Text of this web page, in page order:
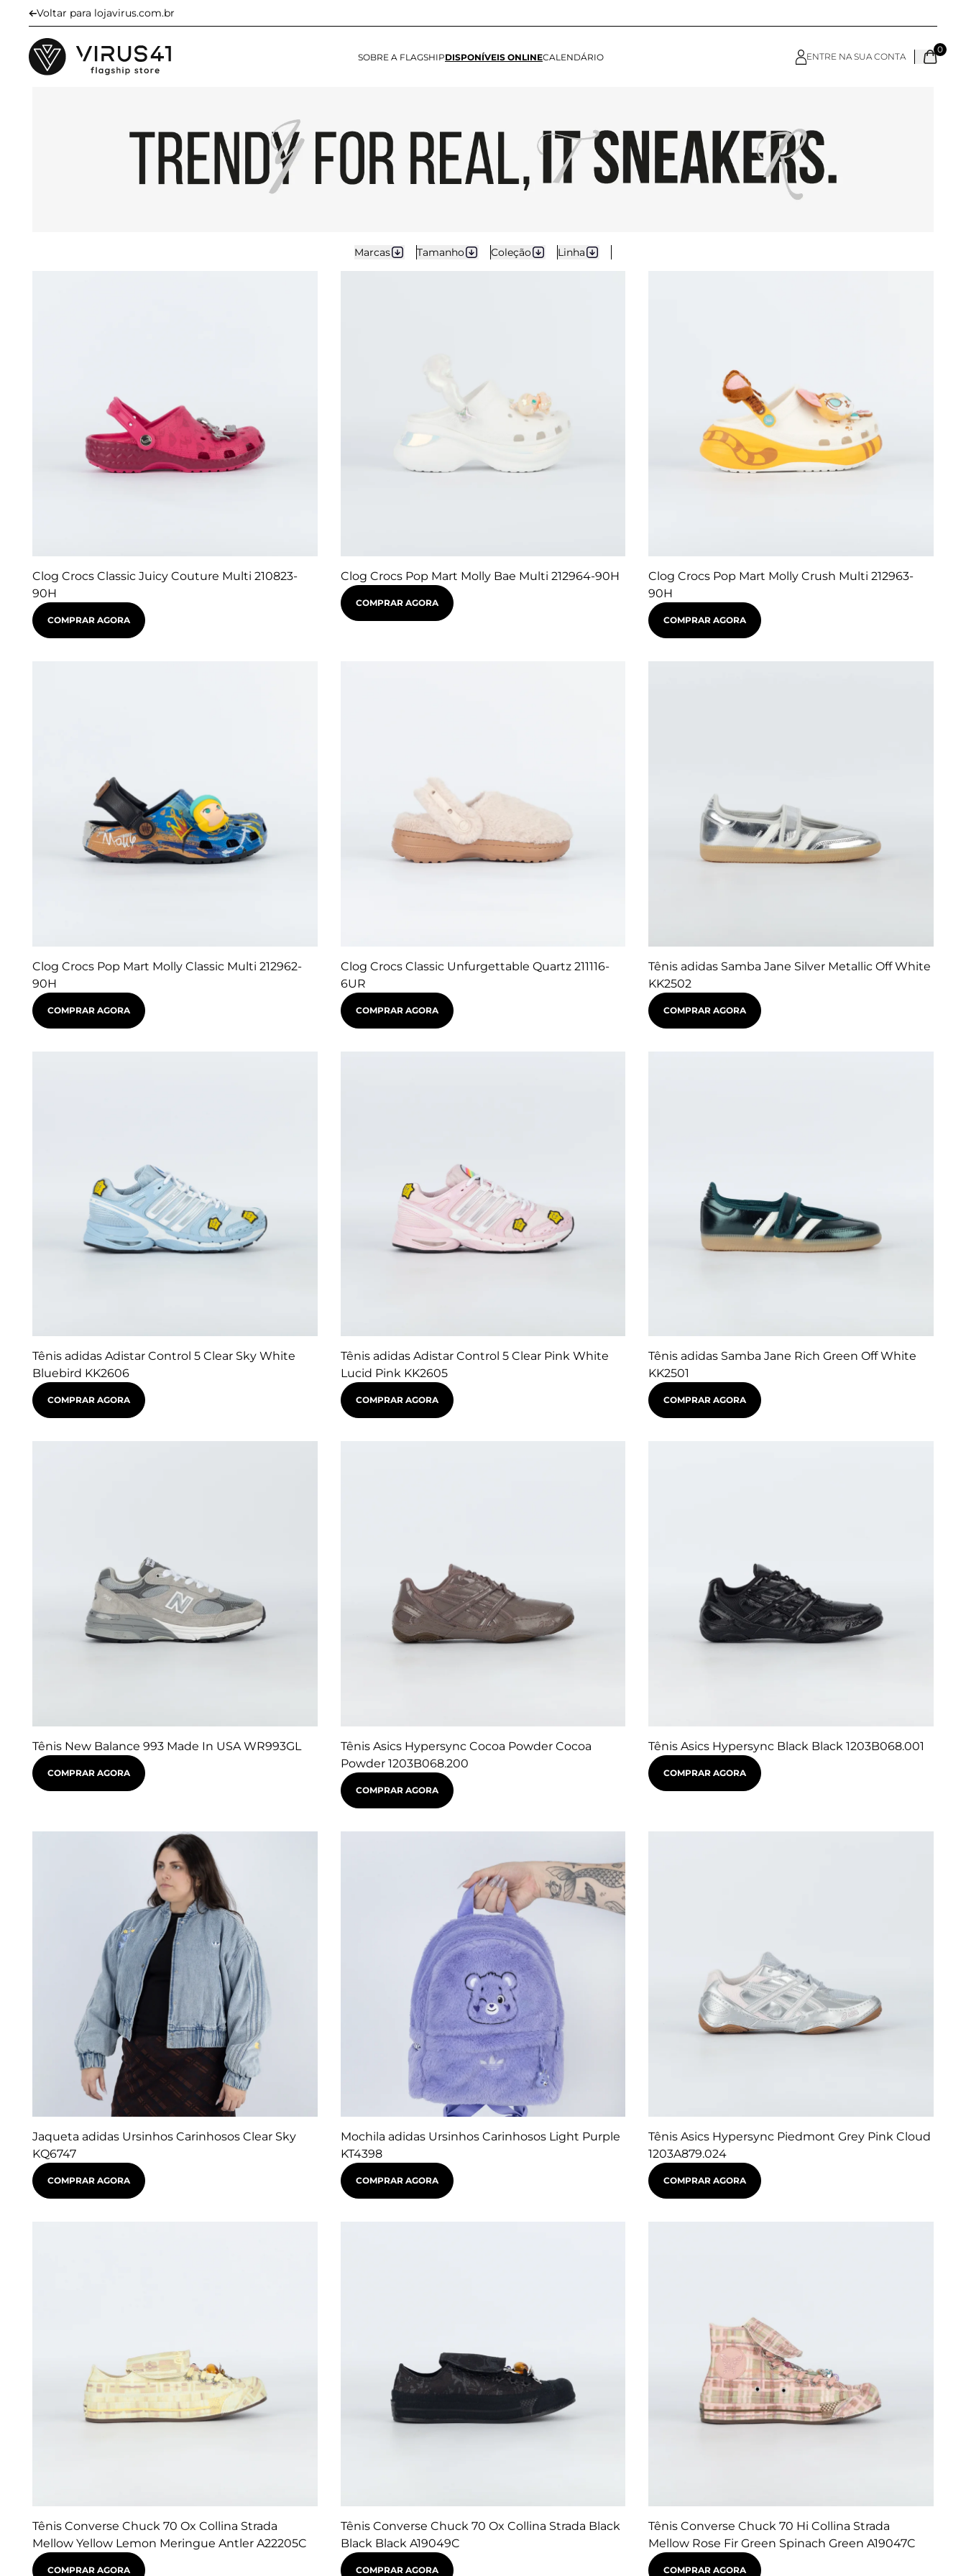
Voltar para lojavirus.com.br
SOBRE A FLAGSHIPDISPONÍVEIS ONLINECALENDÁRIO ENTRE NA SUA CONTA
0
Tamanho
Marcas Coleção Linha
Clog Crocs Classic Juicy Couture Multi 210823-
90H
COMPRAR AGORA
Clog Crocs Pop Mart Molly Bae Multi 212964-90H
COMPRAR AGORA
Clog Crocs Pop Mart Molly Crush Multi 212963-
90H
COMPRAR AGORA
Clog Crocs Pop Mart Molly Classic Multi 212962-
90H
COMPRAR AGORA
Clog Crocs Classic Unfurgettable Quartz 211116-
6UR
COMPRAR AGORA
Tênis adidas Samba Jane Silver Metallic Off White
KK2502
COMPRAR AGORA
Tênis adidas Adistar Control 5 Clear Sky White
Bluebird KK2606
COMPRAR AGORA
Tênis adidas Adistar Control 5 Clear Pink White
Lucid Pink KK2605
COMPRAR AGORA
Tênis adidas Samba Jane Rich Green Off White
KK2501
COMPRAR AGORA
Tênis New Balance 993 Made In USA WR993GL
COMPRAR AGORA
Tênis Asics Hypersync Cocoa Powder Cocoa
Powder 1203B068.200
COMPRAR AGORA
Tênis Asics Hypersync Black Black 1203B068.001
COMPRAR AGORA
Jaqueta adidas Ursinhos Carinhosos Clear Sky
KQ6747
COMPRAR AGORA
Mochila adidas Ursinhos Carinhosos Light Purple
KT4398
COMPRAR AGORA
Tênis Asics Hypersync Piedmont Grey Pink Cloud
1203A879.024
COMPRAR AGORA
Tênis Converse Chuck 70 Ox Collina Strada
Mellow Yellow Lemon Meringue Antler A22205C
COMPRAR AGORA
Tênis Converse Chuck 70 Ox Collina Strada Black
Black Black A19049C
COMPRAR AGORA
Tênis Converse Chuck 70 Hi Collina Strada
Mellow Rose Fir Green Spinach Green A19047C
COMPRAR AGORA